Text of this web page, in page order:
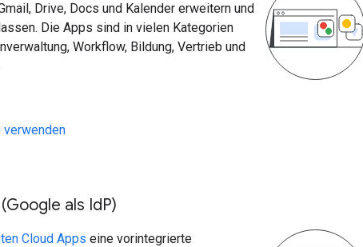
Drive, Docs und Kalender erweitern und
Die Apps sind in vielen Kategorien
Workflow, Bildung, Vertrieb und
verwenden
als IdP)
Cloud Apps eine vorintegrierte